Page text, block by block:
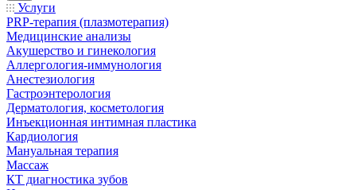
Услуги
PRP-терапия (плазмотерапия)
Медицинские анализы
Акушерство и гинекология
Аллергология-иммунология
Анестезиология
Гастроэнтерология
Дерматология, косметология
Инъекционная интимная пластика
Кардиология
Мануальная терапия
Массаж
КТ диагностика зубов